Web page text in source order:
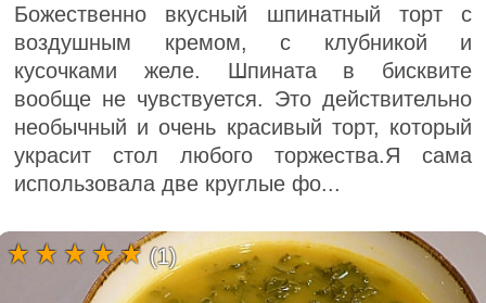
Божественно вкусный шпинатный торт с
воздушным кремом, с клубникой и
кусочками желе. Шпината в бисквите
вообще не чувствуется. Это действительно
необычный и очень красивый торт, который
украсит стол любого торжества.Я сама
использовала две круглые фо...
(1)